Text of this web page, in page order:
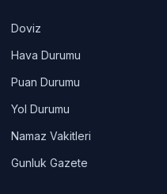
Doviz
Hava Durumu
Puan Durumu
Yol Durumu
Namaz Vakitleri
Gunluk Gazete